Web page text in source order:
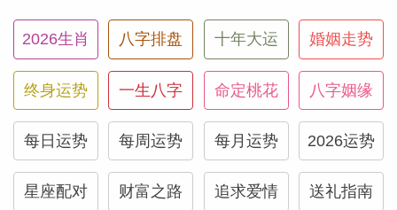
正文
这对你来说是意义重大的一个月，各种事情
将朝着更好的方向转变。天象中蕴含着诸多
变化，将为你的人生带来新的机遇与选择，
让我们一起看看吧。最宏大积极的转变将在
2026生肖 八字排盘 十年大运 婚姻走势
终身运势 一生八字 命定桃花 八字姻缘
每日运势 每周运势 每月运势 2026运势
星座配对 财富之路 追求爱情 送礼指南